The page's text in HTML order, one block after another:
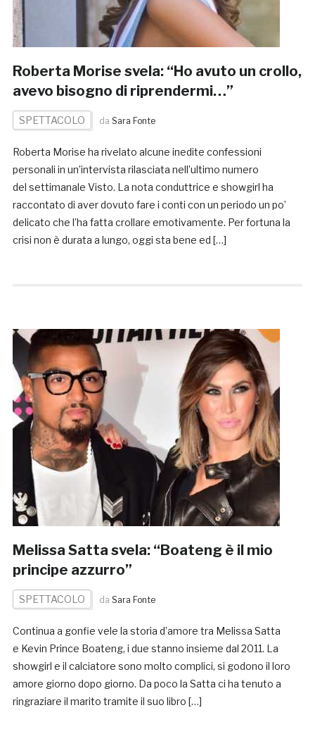
Roberta Morise svela: “Ho avuto un crollo,
avevo bisogno di riprendermi…”
SPETTACOLO da Sara Fonte
Roberta Morise ha rivelato alcune inedite confessioni
personali in un’intervista rilasciata nell’ultimo numero
del settimanale Visto. La nota conduttrice e showgirl ha
raccontato di aver dovuto fare i conti con un periodo un po’
delicato che l’ha fatta crollare emotivamente. Per fortuna la
crisi non è durata a lungo, oggi sta bene ed […]
Melissa Satta svela: “Boateng è il mio
principe azzurro”
SPETTACOLO da Sara Fonte
Continua a gonfie vele la storia d’amore tra Melissa Satta
e Kevin Prince Boateng, i due stanno insieme dal 2011. La
showgirl e il calciatore sono molto complici, si godono il loro
amore giorno dopo giorno. Da poco la Satta ci ha tenuto a
ringraziare il marito tramite il suo libro […]